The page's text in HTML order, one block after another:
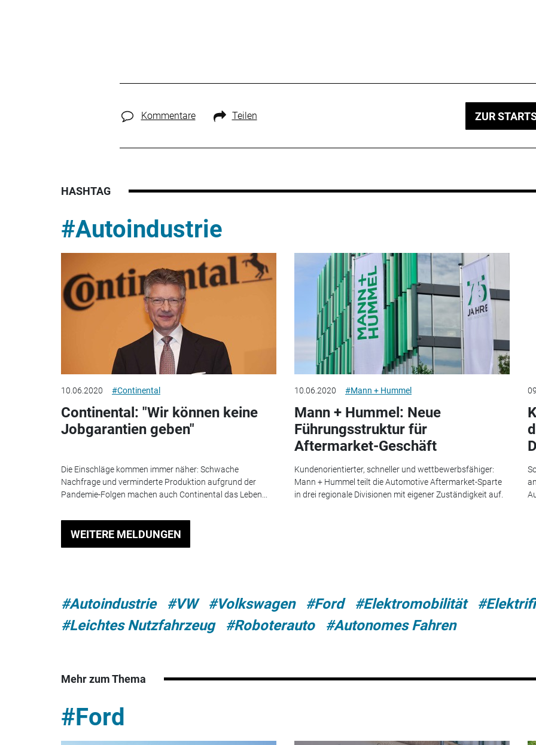
Kommentare Teilen ZUR
HASHTAG
#Autoindustrie
10.06.2020 #Continental
Continental: "Wir können keine
Jobgarantien geben"
Die Einschläge kommen immer näher: Schwache
Nachfrage und verminderte Produktion aufgrund der
Pandemie-Folgen machen auch Continental das Leben...
10.06.2020 #Mann + Hummel
Mann + Hummel: Neue
Führungsstruktur für
Aftermarket-Geschäft
Kundenorientierter, schneller und wettbewerbsfähiger:
Mann + Hummel teilt die Automotive Aftermarket-Sparte
in drei regionale Divisionen mit eigener Zuständigkeit auf.
WEITERE MELDUNGEN
#Autoindustrie #VW #Volkswagen #Ford #Elektromobilität
#Leichtes Nutzfahrzeug
#Roboterauto #Autonomes Fahren
Mehr zum Thema
#Ford